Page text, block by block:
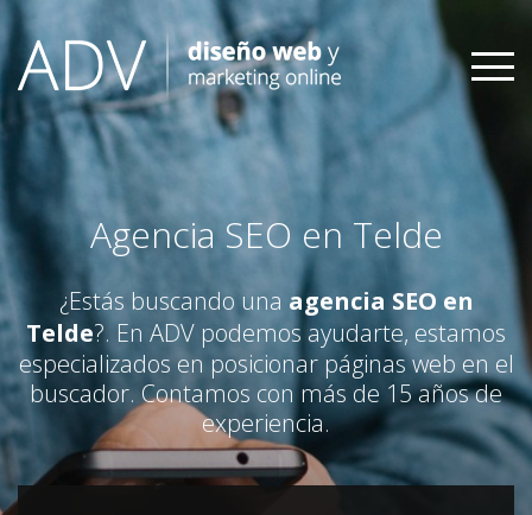
Skip
to
content
Agencia SEO en Telde
¿Estás buscando una agencia SEO en
Telde?. En ADV podemos ayudarte, estamos
especializados en posicionar páginas web en el
buscador. Contamos con más de 15 años de
experiencia.